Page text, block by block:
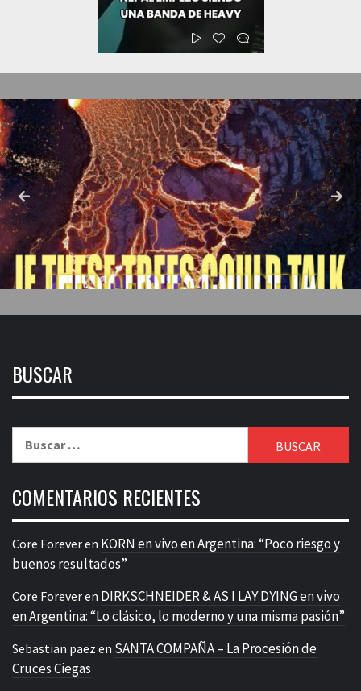
BUSCAR
COMENTARIOS RECIENTES
Core Foreveren KORN en vivo en Argentina: “Poco riesgo y
buenos resultados”
Core Foreveren DIRKSCHNEIDER & AS I LAY DYING en vivo
en Argentina: “Lo clásico, lo moderno y una misma pasión”
Sebastian paez en SANTA COMPAÑA – La Procesión de
Cruces Ciegas